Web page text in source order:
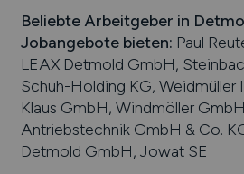
Beliebte Arbeitgeber in
Jobangebote bieten: Paul
LEAX Detmold GmbH,
Schuh-Holding KG, Weidmüller
Klaus GmbH, Windmöller
Antriebstechnik GmbH & Co.
Detmold GmbH, Jowat SE